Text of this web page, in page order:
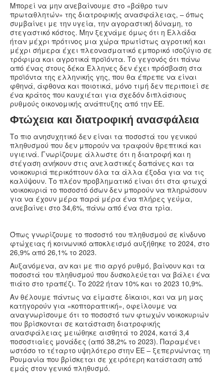
Μπορεί να μην ανεβαίνουμε στο «βάθρο των
πρωταθλητών» της διατροφικής ανασφάλειας, – όπως
συμβαίνει με την υγεία, την αγοραστική δύναμη, το
στεγαστικό κόστος. Μην ξεχνάμε όμως ότι η Ελλάδα
ήταν μέχρι πρότινος μια χώρα πρωτίστως αγροτική και
μέχρι σήμερα έχει πλεονασματικό εμπορικό ισοζύγιο σε
τρόφιμα και αγροτικά προϊόντα. Το γεγονός ότι πάνω
από ένας στους δέκα Έλληνες δεν έχει πρόσβαση στα
προϊόντα της ελληνικής γης, που θα έπρεπε να είναι
φθηνά, άφθονα και ποιοτικά, μόνο τιμή δεν περιποιεί σε
ένα κράτος που καυχιέται για σχεδόν διπλάσιους
ρυθμούς οικονομικής ανάπτυξης από την ΕΕ.
Φτώχεια και διατροφική ανασφάλεια
Το πιο ανησυχητικό δεν είναι τα ποσοστά του γενικού
πληθυσμού που δεν μπορούν να τραφούν θρεπτικά και
υγιεινά. Γνωρίζουμε άλλωστε ότι η διατροφή και η
στέγαση ανήκουν στις ανελαστικές δαπάνες και τα
νοικοκυριά περικόπτουν όλα τα άλλα έξοδα για να τις
καλύψουν. Το πλέον προβληματικό είναι ότι στα φτωχά
νοικοκυριά το ποσοστό όσων δεν μπορούν να πληρώσουν
για να έχουν μέρα παρά μέρα ένα πλήρες γεύμα,
ανεβαίνει στο 34,6%, πάνω από ένα στα τρία.
Όπως γνωρίζουμε το ποσοστό του πληθυσμού σε κίνδυνο
φτώχειας ή κοινωνικό αποκλεισμό αυξήθηκε το 2024, στο
26,9% από 26,1% το 2023.
Αυξανόμενα, αν και με πιο αργό ρυθμό, βαίνουν και τα
ποσοστά του πληθυσμού που δυσκολεύεται να βάλει ένα
πιάτο στο τραπέζι. Το 2022 ήταν 10% και το 2023 10,9%.
Αν θέλουμε πάντως να είμαστε δίκαιοι, και να μη μας
κατηγορούν για «κοπτοραπτική», οφείλουμε να
αναγνωρίσουμε ότι το ποσοστό των φτωχών νοικοκυριών
που βρίσκονται σε κατάσταση διατροφικής
ανασφάλειας μειώθηκε αισθητά το 2024, κατά 3,4
ποσοστιαίες μονάδες (από 38,2% το 2023). Παραμένει
ωστόσο το τέταρτο υψηλότερο στην ΕΕ – ξεπερνώντας τη
Ρουμανία που βρίσκεται σε χειρότερη κατάσταση από
εμάς στον γενικό πληθυσμό.